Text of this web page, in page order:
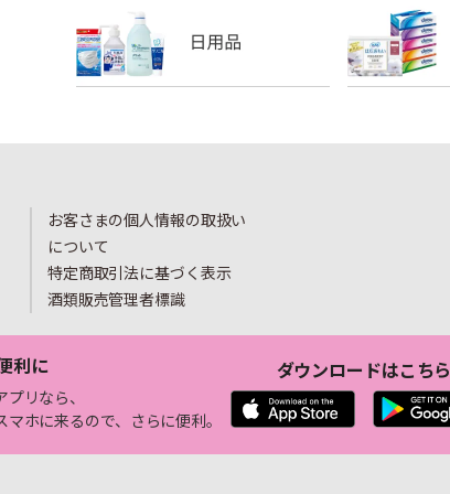
お客さまの個人情報の取扱い
について
特定商取引法に基づく表示
酒類販売管理者標識
利に
リなら、
ホに来るので、さらに便利。
ダウンロードはこちら